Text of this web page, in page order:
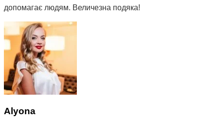
допомагає людям. Величезна подяка!
Alyona